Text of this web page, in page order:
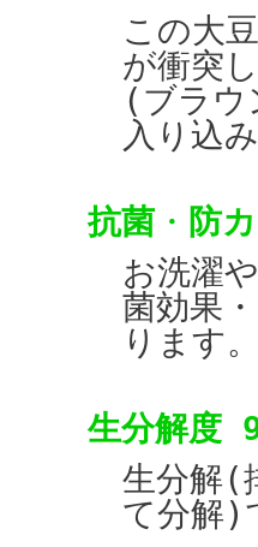
この大
が衝突
(ブラウ
入り込
抗菌 ・ 防
お洗濯
菌効果
ります
生分解度
生分解(
て分解)